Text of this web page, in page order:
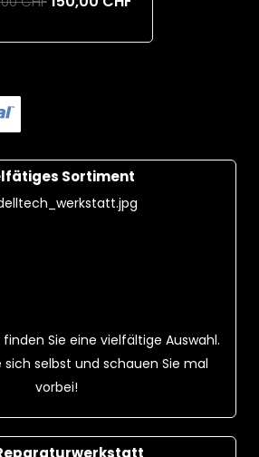
Sortiment
Sie eine vielfältige Auswahl.
sich selbst und schauen Sie mal
vorbei!